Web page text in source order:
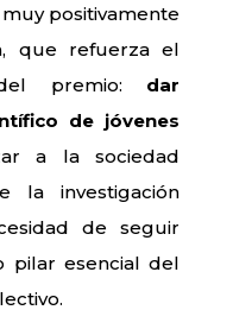
positivamente
que refuerza el
premio: dar
de jóvenes
a la sociedad
la investigación
de seguir
pilar esencial del